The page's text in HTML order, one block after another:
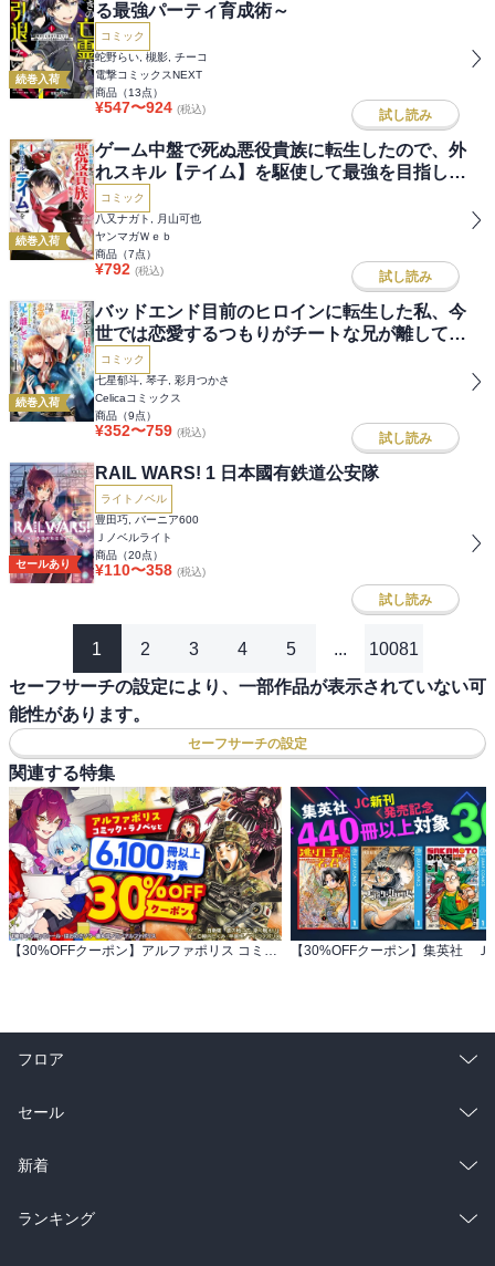
続巻入荷
る最強パーティ育成術～
コミック
蛇野らい, 槻影, チーコ
電撃コミックスNEXT
商品（13点）
¥547〜924 (税込) 試し読み
続巻入荷
ゲーム中盤で死ぬ悪役貴族に転生したので、外
れスキル【テイム】を駆使して最強を目指して
みた
コミック
八又ナガト, 月山可也
ヤンマガＷｅｂ
商品（7点）
¥792 (税込) 試し読み
続巻入荷
バッドエンド目前のヒロインに転生した私、今
世では恋愛するつもりがチートな兄が離してく
れません!?@COMIC
コミック
七星郁斗, 琴子, 彩月つかさ
Celicaコミックス
商品（9点）
¥352〜759 (税込) 試し読み
セールあり
RAIL WARS! 1 日本國有鉄道公安隊
ライトノベル
豊田巧, バーニア600
Ｊノベルライト
商品（20点）
¥110〜358 (税込)
試し読み
1 2 3 4 5 ... 10081
セーフサーチの設定により、一部作品が表示されていない可
能性があります。
セーフサーチの設定
関連する特集
【30%OFFクーポン】アルファポリス コミック・ラノベなど 6,100冊以上対象
フロア
総合
ラノベ
雑誌・グラビア
セール
総合
ラノベ
新着
総合
ランキング